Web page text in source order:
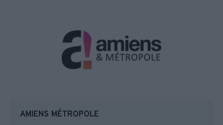
AMIENS MÉTROPOLE